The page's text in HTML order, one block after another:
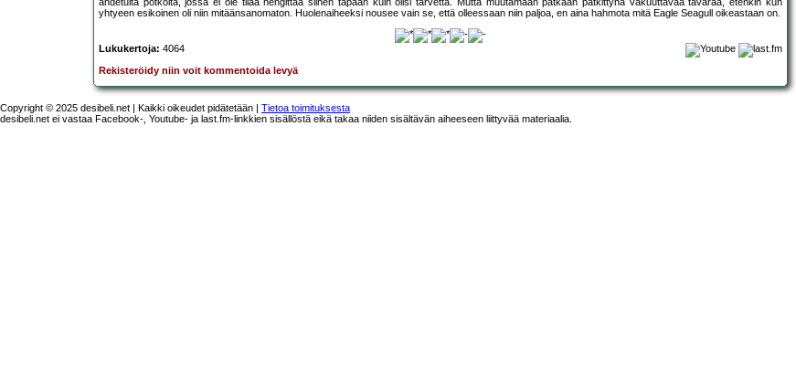
ahdetulta pötköltä, jossa ei ole tilaa hengittää siihen tapaan kuin olisi tarvetta. Mutta muutamaan pätkään pätkittynä vakuuttavaa tavaraa, etenkin kun
yhtyeen esikoinen oli niin mitäänsanomaton. Huolenaiheeksi nousee vain se, että olleessaan niin paljoa, en aina hahmota mitä Eagle Seagull oikeastaan on.
Lukukertoja: 4064
Rekisteröidy niin voit kommentoida levyä
Copyright © 2025 desibeli.net | Kaikki oikeudet pidätetään | Tietoa toimituksesta
desibeli.net ei vastaa Facebook-, Youtube- ja last.fm-linkkien sisällöstä eikä takaa niiden sisältävän aiheeseen liittyvää materiaalia.